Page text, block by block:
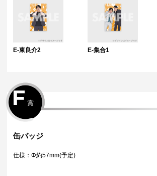
E-東良介2 E-集合1
F 賞
缶バッジ
仕様：Φ約57mm(予定)